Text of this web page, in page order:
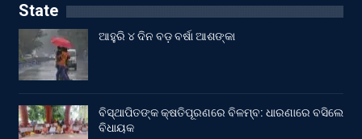
State
ଆହୁରି ୪ ଦିନ ବଡ଼ ବର୍ଷା ଆଶଙ୍କା
ବିସ୍ଥାପିତଙ୍କ କ୍ଷତିପୂରଣରେ ବିଳମ୍ବ: ଧାରଣାରେ ବସିଲେ
ବିଧାୟକ